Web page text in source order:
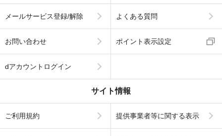
メールサービス登録/解除 よくある質問
お問い合わせ ポイント表示設定
dアカウントログイン
サイト情報
ご利用規約 提供事業者等に関する表示